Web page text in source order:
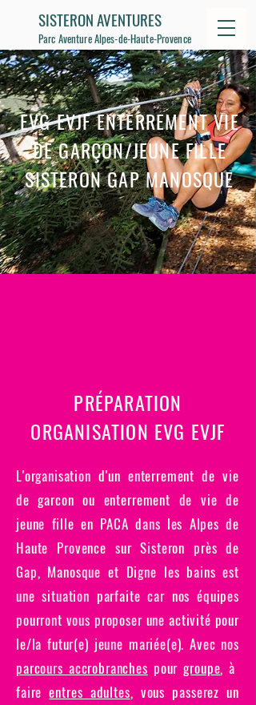
SISTERON AVENTURES
Parc Aventure Alpes-de-Haute-Provence
EVG EVJF ENTERREMENT VIE
DE GARÇON/JEUNE FILLE
SISTERON GAP MANOSQUE
PRÉPARATION
ORGANISATION EVG EVJF
L'organisation d'un enterrement de vie
de garcon ou enterrement de vie de
jeune fille en PACA dans les Alpes de
Haute Provence sur Sisteron près de
Gap, Manosque et Digne les bains est
une situation parfaite car nos équipes
pourront vous proposer une activité pour
le/la futur(e) jeune mariée(e). Avec nos
parcours accrobranches pourgroupe, à
faireentres adultes, vous passerez un